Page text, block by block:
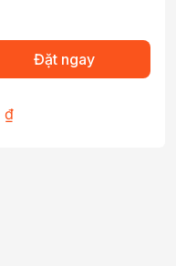
Đặt ngay
₫